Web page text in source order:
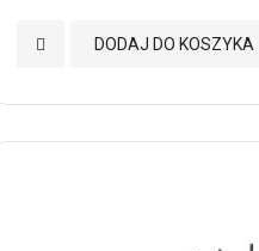
DODAJ DO KOSZYKA
Dodaj
Ulubionych